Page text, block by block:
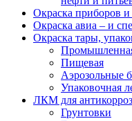
Окраска приборов и
Окраска авиа – и
Окраска тары,
Пищевая
Аэрозольные
Упаковочная
ЛКМ для
Грунтовки